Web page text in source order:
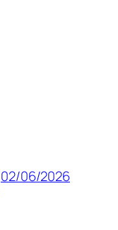
02/06/2026